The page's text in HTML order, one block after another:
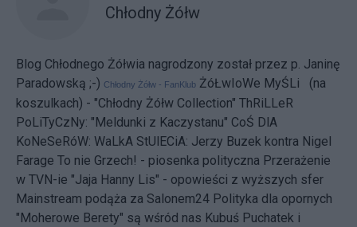
Chłodny Żółw
Blog Chłodnego Żółwia nagrodzony został przez p. Janinę
Paradowską ;-) Chłodny Żółw - FanKlub ŻóŁwIoWe MyŚLi (na
koszulkach) - "Chłodny Żółw Collection" ThRiLLeR
PoLiTyCzNy: "Meldunki z Kaczystanu" CoŚ DlA
KoNeSeRóW: WaLkA StUlECiA: Jerzy Buzek kontra Nigel
Farage To nie Grzech! - piosenka polityczna Przerażenie
w TVN-ie "Jaja Hanny Lis" - opowieści z wyższych sfer
Mainstream podąża za Salonem24 Polityka dla opornych
"Moherowe Berety" są wśród nas Kubuś Puchatek i